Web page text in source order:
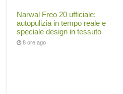
Narwal Freo 20 ufficiale:
autopulizia in tempo reale e
speciale design in tessuto
8 ore ago